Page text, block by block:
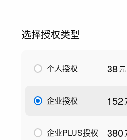
选择授权类型
个人授权 38元
企业授权 152
企业PLUS授权 380